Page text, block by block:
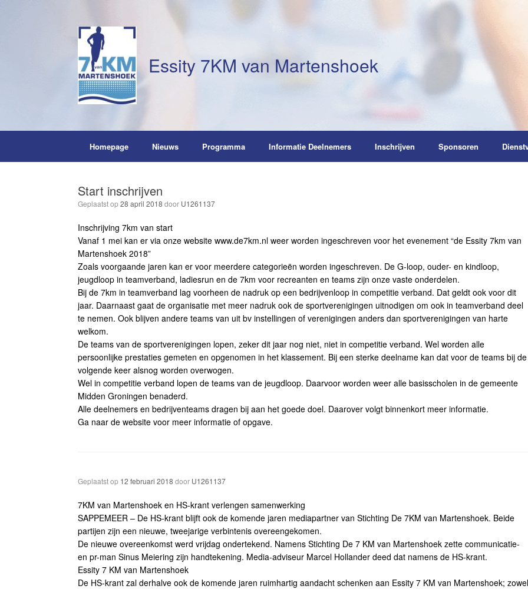
Essity 7KM van Martenshoek
Homepage Nieuws Programma Informatie Deelnemers Inschrijven Sponsoren
Start inschrijven
Geplaatst op28 april 2018 door U1261137
Inschrijving 7km van start
Vanaf 1 mei kan er via onze website www.de7km.nl weer worden ingeschreven voor het evenement “de Essity 7km van
Martenshoek 2018”
Zoals voorgaande jaren kan er voor meerdere categorieën worden ingeschreven. De G-loop, ouder- en kindloop,
jeugdloop in teamverband, ladiesrun en de 7km voor recreanten en teams zijn onze vaste onderdelen.
Bij de 7km in teamverband lag voorheen de nadruk op een bedrijvenloop in competitie verband. Dat geldt ook voor dit
jaar. Daarnaast gaat de organisatie met meer nadruk ook de sportverenigingen uitnodigen om ook in teamverband deel
te nemen. Ook blijven andere teams van uit bv instellingen of verenigingen anders dan sportverenigingen van harte
welkom.
De teams van de sportverenigingen lopen, zeker dit jaar nog niet, niet in competitie verband. Wel worden alle
persoonlijke prestaties gemeten en opgenomen in het klassement. Bij een sterke deelname kan dat voor de teams bij de
volgende keer alsnog worden overwogen.
Wel in competitie verband lopen de teams van de jeugdloop. Daarvoor worden weer alle basisscholen in de gemeente
Midden Groningen benaderd.
Alle deelnemers en bedrijventeams dragen bij aan het goede doel. Daarover volgt binnenkort meer informatie.
Ga naar de website voor meer informatie of opgave.
Geplaatst op 12 februari 2018 door U1261137
7KM van Martenshoek en HS-krant verlengen samenwerking
SAPPEMEER – De HS-krant blijft ook de komende jaren mediapartner van Stichting De 7KM van Martenshoek. Beide
partijen zijn een nieuwe, tweejarige verbintenis overeengekomen.
De nieuwe overeenkomst werd vrijdag ondertekend. Namens Stichting De 7 KM van Martenshoek zette communicatie-
en pr-man Sinus Meiering zijn handtekening. Media-adviseur Marcel Hollander deed dat namens de HS-krant.
Essity 7 KM van Martenshoek
De HS-krant zal derhalve ook de komende jaren ruimhartig aandacht schenken aan Essity 7 KM van Martenshoek; zowel